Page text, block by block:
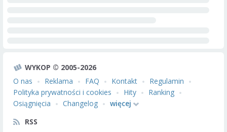
WYKOP © 2005-2026
O nas
Reklama FAQ Kontakt
Regulamin
Polityka prywatności i cookies
Hity
Ranking
Osiągnięcia
Changelog
więcej
RSS